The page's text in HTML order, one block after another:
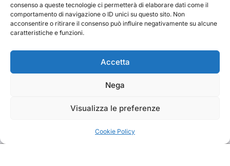
consenso a queste tecnologie ci permetterà di elaborare dati come il
comportamento di navigazione o ID unici su questo sito. Non
acconsentire o ritirare il consenso può influire negativamente su alcune
caratteristiche e funzioni.
Accetta
Nega
Visualizza le preferenze
Cookie Policy
TRAKS
Dal 2014 musica indipendente ed emergente